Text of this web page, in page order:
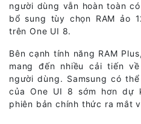
người dùng vẫn hoàn toàn
bổ sung tùy chọn RAM ảo
trên One UI 8.
Bên cạnh tính năng RAM
mang đến nhiều cải tiến
người dùng. Samsung có
của One UI 8 sớm hơn dự
phiên bản chính thức ra mắt